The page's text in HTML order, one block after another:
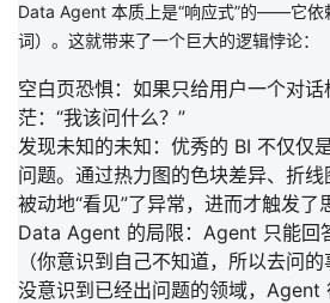
Data Agent 本质上是“响应式”的——它依
词）。这就带来了一个巨大的逻辑悖论：
空白页恐惧： 如果只给用户一个对
茫：“我该问什么？”
发现未知的未知： 优秀的 BI 不仅仅
问题。通过热力图的色块差异、折
被动地“看见”了异常，进而才触发了
Data Agent 的局限： Agent 只能回
（你意识到自己不知道，所以去问
没意识到已经出问题的领域，Agent